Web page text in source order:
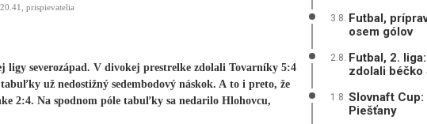
prispievatelia
ligy severozápad. V divokej prestrelke zdolali Tovarníky 5:4
už nedostižný sedembodový náskok. A to i preto, že
2:4. Na spodnom póle tabuľky sa nedarilo Hlohovcu,
3.8. Futbal,
osem gólov
2.8. Futbal, 2.
zdolali béčko
1.8. Slovnaft
Piešťany